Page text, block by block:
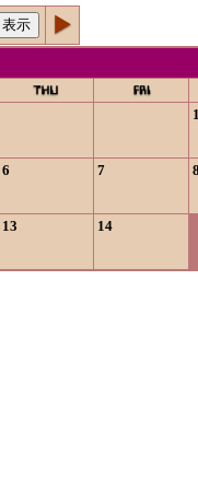
6 7
13 14